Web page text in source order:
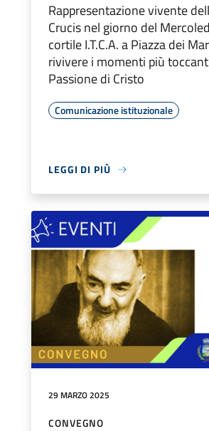
Rappresentazione vivente
Crucis nel giorno del
cortile I.T.C.A. a Piazza dei
rivivere i momenti più
Passione di Cristo
Comunicazione istituzionale
LEGGI DI PIÙ
29 MARZO 2025
CONVEGNO